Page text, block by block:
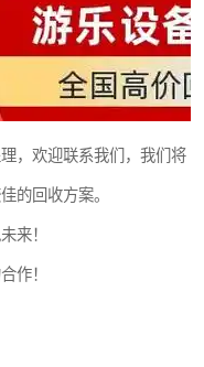
，欢迎联系我们，我们将
的回收方案。
来！
作！